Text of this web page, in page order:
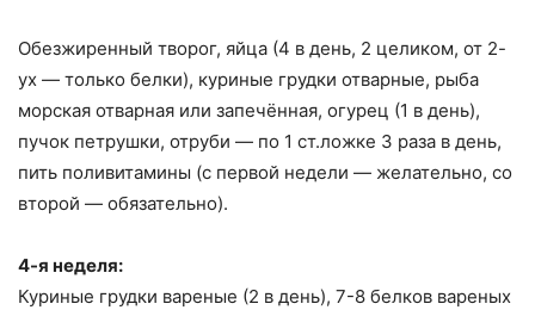
Обезжиренный творог, яйца (4 в день, 2 целиком, от 2-
ух — только белки), куриные грудки отварные, рыба
морская отварная или запечённая, огурец (1 в день),
пучок петрушки, отруби — по 1 ст.ложке 3 раза в день,
пить поливитамины (с первой недели — желательно, со
второй — обязательно).
4-я неделя:
Куриные грудки вареные (2 в день), 7-8 белков вареных